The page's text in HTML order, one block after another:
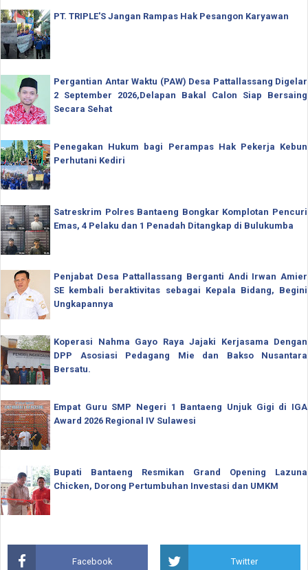
PT. TRIPLE'S Jangan Rampas Hak Pesangon Karyawan
Pergantian Antar Waktu (PAW) Desa Pattallassang Digelar
2 September 2026,Delapan Bakal Calon Siap Bersaing
Secara Sehat
Penegakan Hukum bagi Perampas Hak Pekerja Kebun
Perhutani Kediri
Satreskrim Polres Bantaeng Bongkar Komplotan Pencuri
Emas, 4 Pelaku dan 1 Penadah Ditangkap di Bulukumba
Penjabat Desa Pattallassang Berganti Andi Irwan Amier
SE kembali beraktivitas sebagai Kepala Bidang, Begini
Ungkapannya
Koperasi Nahma Gayo Raya Jajaki Kerjasama Dengan
DPP Asosiasi Pedagang Mie dan Bakso Nusantara
Bersatu.
Empat Guru SMP Negeri 1 Bantaeng Unjuk Gigi di IGA
Award 2026 Regional IV Sulawesi
Bupati Bantaeng Resmikan Grand Opening Lazuna
Chicken, Dorong Pertumbuhan Investasi dan UMKM
Facebook Twitter